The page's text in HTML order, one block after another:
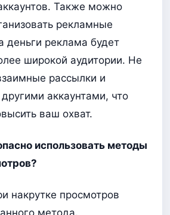
Также можно
рекламные
деньги реклама будет
широкой аудитории. Не
рассылки и
аккаунтами, что
ваш охват.
использовать методы
накрутке просмотров
метода.